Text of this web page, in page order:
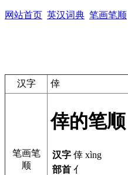
网站首页 英汉词典 笔画笔顺
汉字 倖
笔画笔
顺
倖的笔顺
汉字 倖 xìng
部首 亻